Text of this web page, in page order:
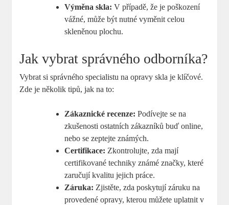
Výměna ‍skla: V případě, že je poškození
vážné, může být nutné vyměnit celou
skleněnou plochu.
Jak vybrat správného odborníka?
Vybrat ‍si správného​ specialistu ⁣na opravy skla ⁤je klíčové.
Zde ‌je několik⁣ tipů, jak na to:
Zákaznické recenze: Podívejte se na
zkušenosti ostatních zákazníků buď online,
⁢nebo se ⁤zeptejte známých.
Certifikace: Zkontrolujte, zda mají
certifikované techniky známé ⁤značky, ⁢které
zaručují kvalitu jejich práce.
Záruka: Zjistěte, zda poskytují záruku na‌
provedené opravy, kterou⁢ můžete uplatnit v